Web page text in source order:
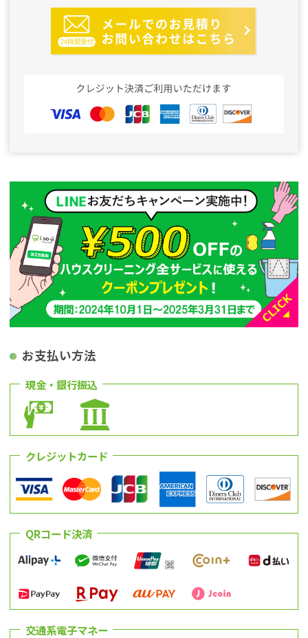
お支払い方法
現金・銀行振込
クレジットカード
QRコード決済
交通系電子マネー